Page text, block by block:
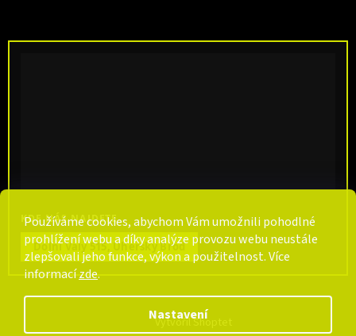
Používáme cookies, abychom Vám umožnili pohodlné
prohlížení webu a díky analýze provozu webu neustále
zlepšovali jeho funkce, výkon a použitelnost. Více
informacízde.
Nastavení
KDE NÁS NAJDETE
Dolní Valy 515, Uherský Brod
Vytvořil Shoptet